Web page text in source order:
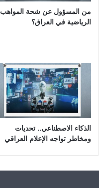
من المسؤول عن شحة المواهب
الرياضية في العراق؟
الذكاء الاصطناعي.. تحديات
ومخاطر تواجه الإعلام العراقي